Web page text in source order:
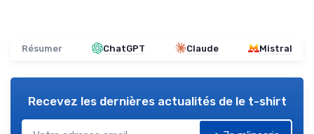
Résumer ChatGPT Claude Mistral
Recevez les dernières actualités de le t-shirt